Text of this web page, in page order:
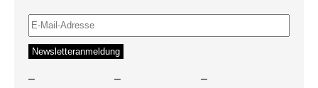
– – –